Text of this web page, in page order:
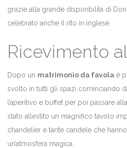
grazie alla grande disponbilità di
celebrato anche il rito in inglese.
Ricevimento
Dopo un matrimonio da favola è
svolto in tutti gli spazi cominciando
l’aperitivo e buffet per poi passare
stato allestito un magnifico tavolo
chandelier e tante candele che
un’atmosfera magica.